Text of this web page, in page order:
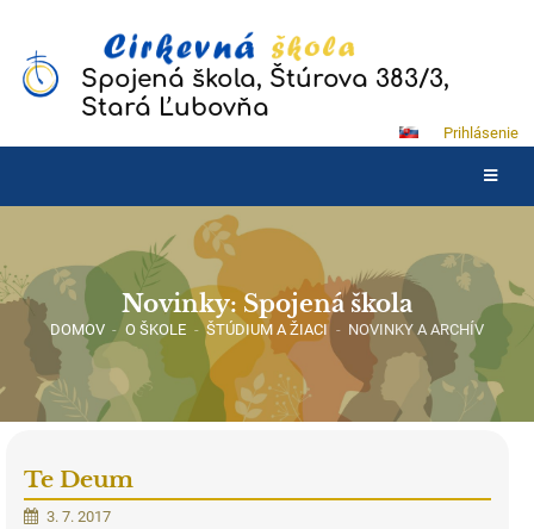
Spojená škola, Štúrova 383/3,
Stará Ľubovňa
Prihlásenie
Novinky: Spojená škola
DOMOV - O ŠKOLE - ŠTÚDIUM A ŽIACI - NOVINKY A ARCHÍV
Te Deum
3. 7. 2017